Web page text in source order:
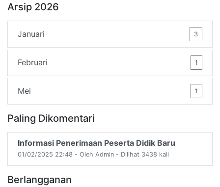
Arsip 2026
Januari 3
Februari 1
Mei 1
Paling Dikomentari
Informasi Penerimaan Peserta Didik Baru
01/02/2025 22:48 - Oleh Admin - Dilihat 3438 kali
Berlangganan